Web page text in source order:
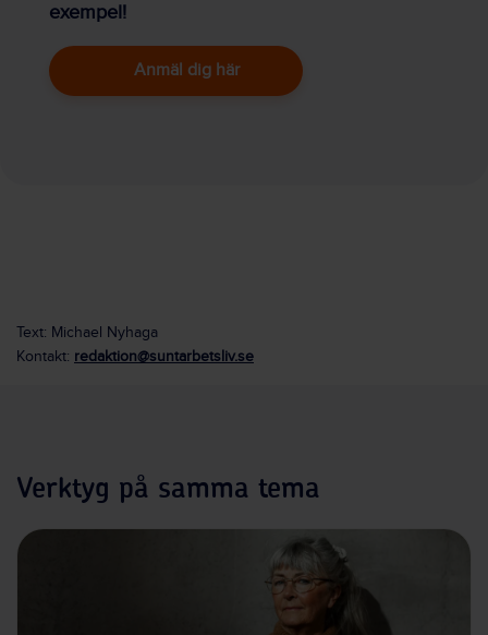
exempel!
Anmäl dig här
Text: Michael Nyhaga
Kontakt: redaktion@suntarbetsliv.se
Verktyg på samma tema